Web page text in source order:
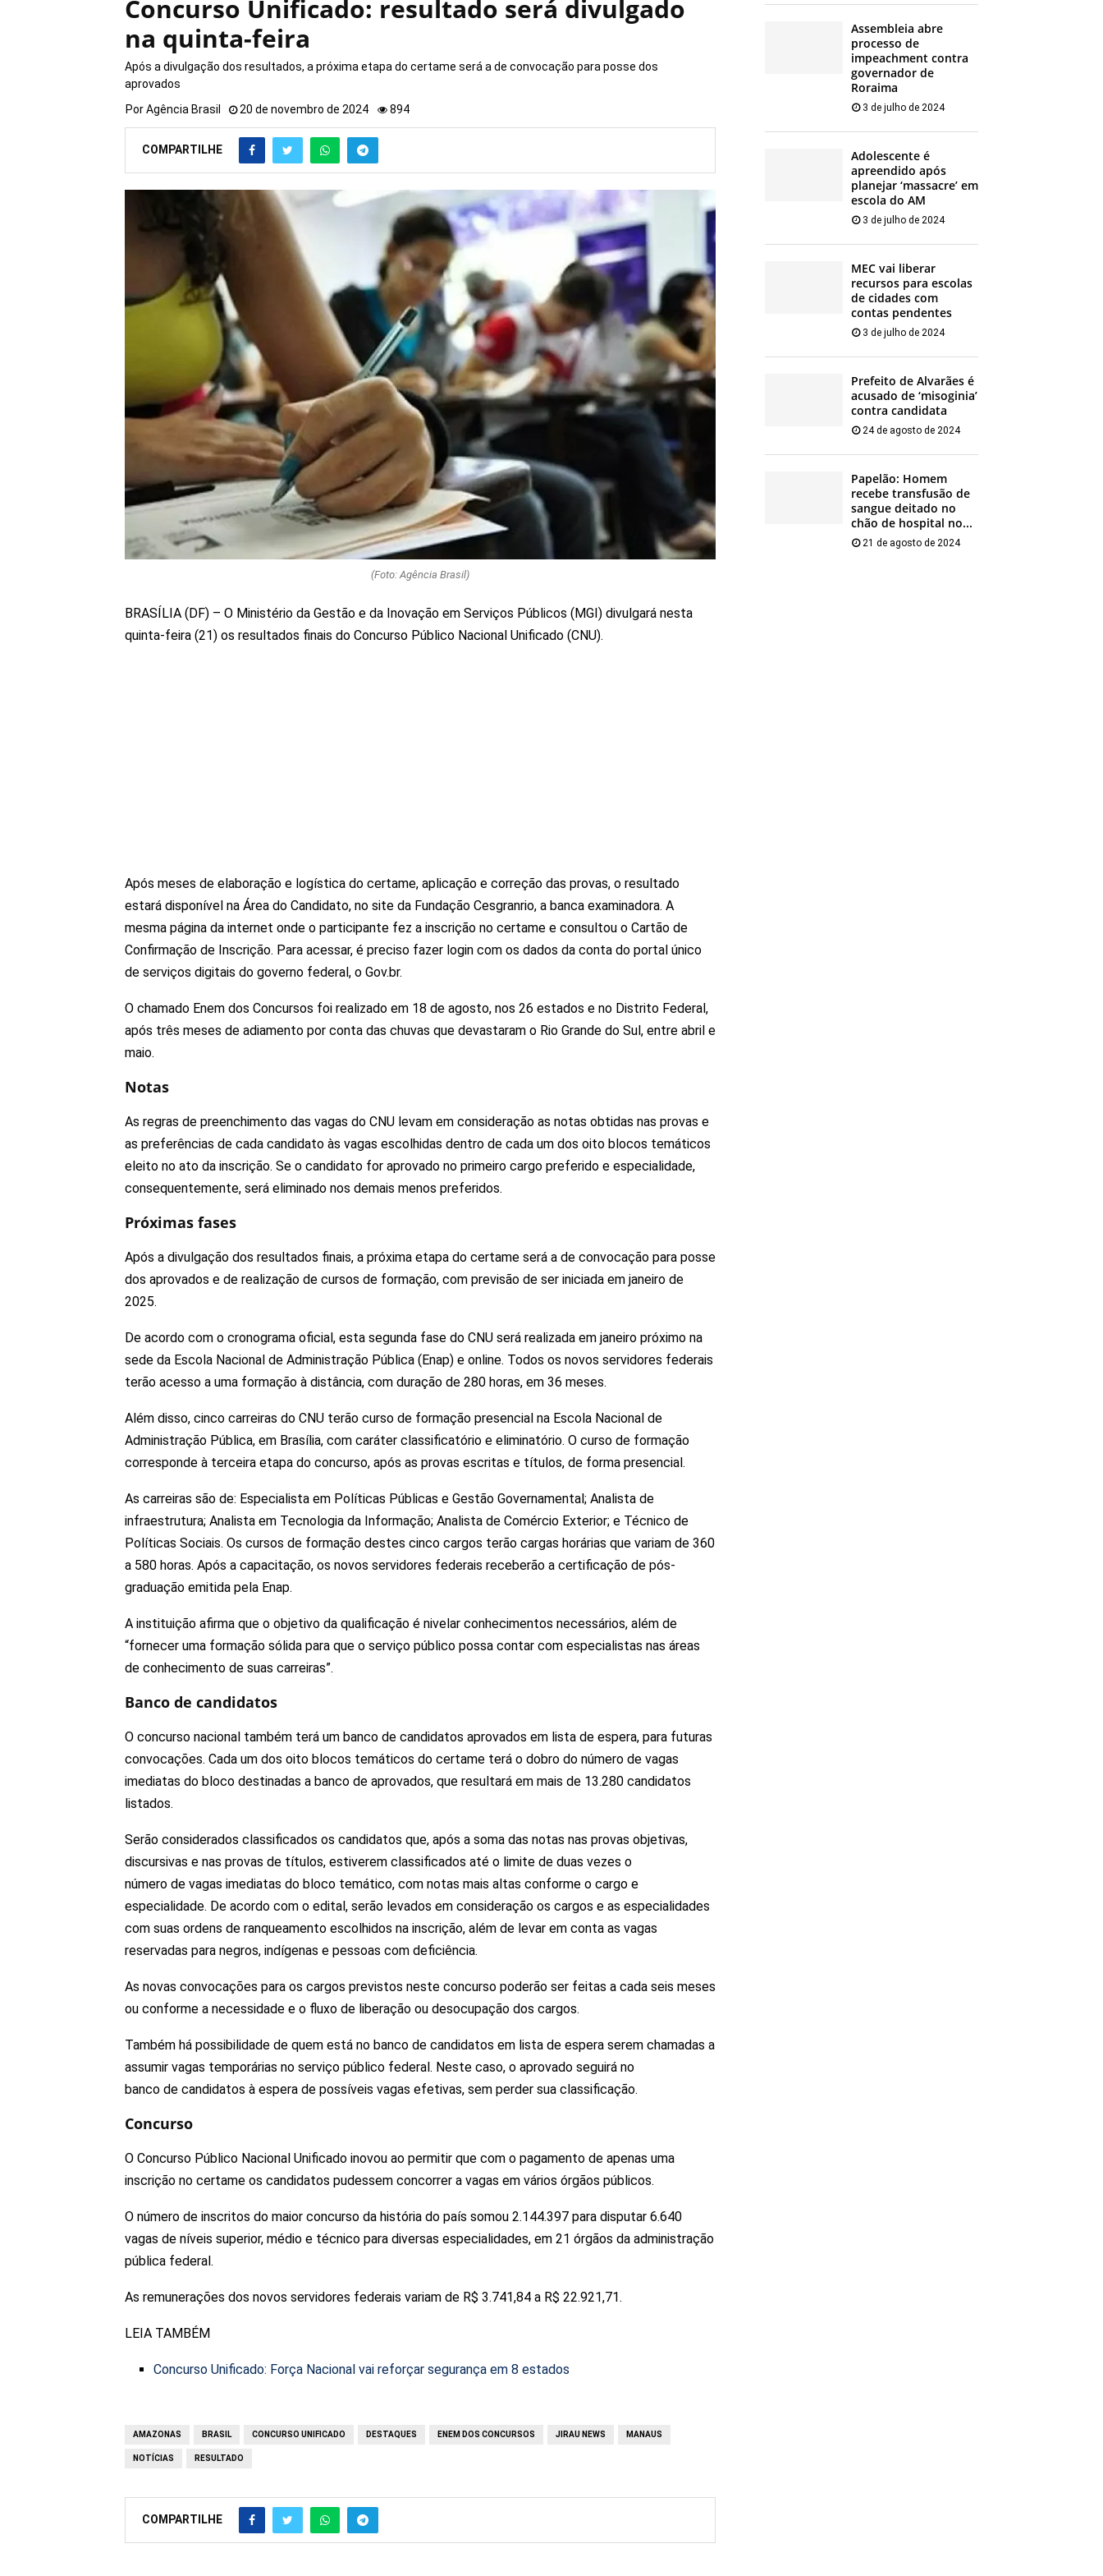
Concurso Unificado: resultado será divulgado
na quinta-feira
Após a divulgação dos resultados, a próxima etapa do certame será a de convocação para posse dos
aprovados
PorAgência Brasil 20 de novembro de 2024 894
COMPARTILHE
(Foto: Agência Brasil)
BRASÍLIA (DF) – O Ministério da Gestão e da Inovação em Serviços Públicos (MGI) divulgará nesta
quinta-feira (21) os resultados finais do Concurso Público Nacional Unificado (CNU).
Após meses de elaboração e logística do certame, aplicação e correção das provas, o resultado
estará disponível na Área do Candidato, no site da Fundação Cesgranrio, a banca examinadora. A
mesma página da internet onde o participante fez a inscrição no certame e consultou o Cartão de
Confirmação de Inscrição. Para acessar, é preciso fazer login com os dados da conta do portal único
de serviços digitais do governo federal, o Gov.br.
O chamado Enem dos Concursos foi realizado em 18 de agosto, nos 26 estados e no Distrito Federal,
após três meses de adiamento por conta das chuvas que devastaram o Rio Grande do Sul, entre abril e
maio.
Notas
As regras de preenchimento das vagas do CNU levam em consideração as notas obtidas nas provas e
as preferências de cada candidato às vagas escolhidas dentro de cada um dos oito blocos temáticos
eleito no ato da inscrição. Se o candidato for aprovado no primeiro cargo preferido e especialidade,
consequentemente, será eliminado nos demais menos preferidos.
Próximas fases
Após a divulgação dos resultados finais, a próxima etapa do certame será a de convocação para posse
dos aprovados e de realização de cursos de formação, com previsão de ser iniciada em janeiro de
2025.
De acordo com o cronograma oficial, esta segunda fase do CNU será realizada em janeiro próximo na
sede da Escola Nacional de Administração Pública (Enap) e online. Todos os novos servidores federais
terão acesso a uma formação à distância, com duração de 280 horas, em 36 meses.
Além disso, cinco carreiras do CNU terão curso de formação presencial na Escola Nacional de
Administração Pública, em Brasília, com caráter classificatório e eliminatório. O curso de formação
corresponde à terceira etapa do concurso, após as provas escritas e títulos, de forma presencial.
As carreiras são de: Especialista em Políticas Públicas e Gestão Governamental; Analista de
infraestrutura; Analista em Tecnologia da Informação; Analista de Comércio Exterior; e Técnico de
Políticas Sociais. Os cursos de formação destes cinco cargos terão cargas horárias que variam de 360
a 580 horas. Após a capacitação, os novos servidores federais receberão a certificação de pós-
graduação emitida pela Enap.
A instituição afirma que o objetivo da qualificação é nivelar conhecimentos necessários, além de
“fornecer uma formação sólida para que o serviço público possa contar com especialistas nas áreas
de conhecimento de suas carreiras”.
Banco de candidatos
O concurso nacional também terá um banco de candidatos aprovados em lista de espera, para futuras
convocações. Cada um dos oito blocos temáticos do certame terá o dobro do número de vagas
imediatas do bloco destinadas a banco de aprovados, que resultará em mais de 13.280 candidatos
listados.
Serão considerados classificados os candidatos que, após a soma das notas nas provas objetivas,
discursivas e nas provas de títulos, estiverem classificados até o limite de duas vezes o
número de vagas imediatas do bloco temático, com notas mais altas conforme o cargo e
especialidade. De acordo com o edital, serão levados em consideração os cargos e as especialidades
com suas ordens de ranqueamento escolhidos na inscrição, além de levar em conta as vagas
reservadas para negros, indígenas e pessoas com deficiência.
As novas convocações para os cargos previstos neste concurso poderão ser feitas a cada seis meses
ou conforme a necessidade e o fluxo de liberação ou desocupação dos cargos.
Também há possibilidade de quem está no banco de candidatos em lista de espera serem chamadas a
assumir vagas temporárias no serviço público federal. Neste caso, o aprovado seguirá no
banco de candidatos à espera de possíveis vagas efetivas, sem perder sua classificação.
Concurso
O Concurso Público Nacional Unificado inovou ao permitir que com o pagamento de apenas uma
inscrição no certame os candidatos pudessem concorrer a vagas em vários órgãos públicos.
O número de inscritos do maior concurso da história do país somou 2.144.397 para disputar 6.640
vagas de níveis superior, médio e técnico para diversas especialidades, em 21 órgãos da administração
pública federal.
As remunerações dos novos servidores federais variam de R$ 3.741,84 a R$ 22.921,71.
LEIA TAMBÉM
Concurso Unificado: Força Nacional vai reforçar segurança em 8 estados
AMAZONAS BRASIL CONCURSO UNIFICADO DESTAQUES ENEM DOS CONCURSOS JIRAU NEWS MANAUS
NOTÍCIAS RESULTADO
COMPARTILHE
Assembleia abre
processo de
impeachment contra
governador de
Roraima
3 de julho de 2024
Adolescente é
apreendido após
planejar ‘massacre’ em
escola do AM
3 de julho de 2024
MEC vai liberar
recursos para escolas
de cidades com
contas pendentes
3 de julho de 2024
Prefeito de Alvarães é
acusado de ‘misoginia’
contra candidata
24 de agosto de 2024
Papelão: Homem
recebe transfusão de
sangue deitado no
chão de hospital no...
21 de agosto de 2024